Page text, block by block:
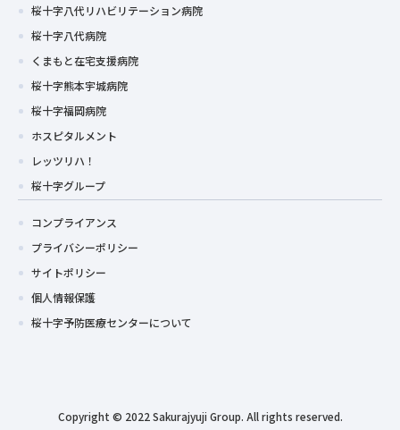
桜十字八代リハビリテーション病院
桜十字八代病院
くまもと在宅支援病院
桜十字熊本宇城病院
桜十字福岡病院
ホスピタルメント
レッツリハ！
桜十字グループ
コンプライアンス
プライバシーポリシー
サイトポリシー
個人情報保護
桜十字予防医療センターについて
Copyright © 2022 Sakurajyuji Group. All rights reserved.